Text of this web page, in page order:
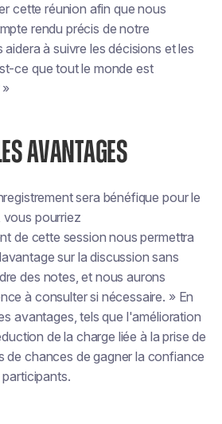
cette réunion afin que nous
rendu précis de notre
à suivre les décisions et les
ce que tout le monde est
AVANTAGES
sera bénéfique pour le
vous pourriez
de cette session nous permettra
sur la discussion sans
des notes, et nous aurons
à consulter si nécessaire. » En
avantages, tels que l'amélioration
de la charge liée à la prise de
de chances de gagner la confiance